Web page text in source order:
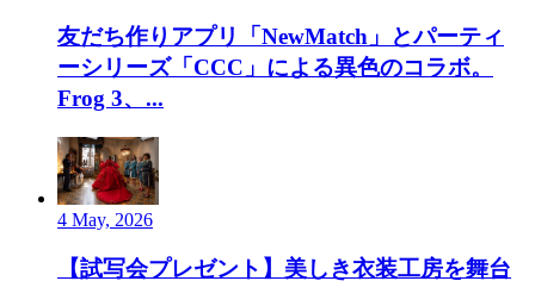
友だち作りアプリ「NewMatch」とパーティ
ーシリーズ「CCC」による異色のコラボ。
Frog 3、...
4 May, 2026
【試写会プレゼント】美しき衣装工房を舞台